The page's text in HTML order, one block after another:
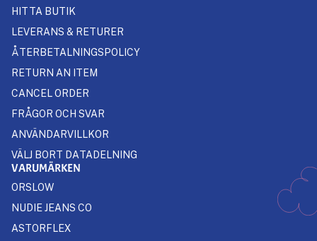
HITTA BUTIK
LEVERANS & RETURER
ÅTERBETALNINGSPOLICY
RETURN AN ITEM
CANCEL ORDER
FRÅGOR OCH SVAR
ANVÄNDARVILLKOR
VÄLJ BORT DATADELNING
VARUMÄRKEN
ORSLOW
NUDIE JEANS CO
ASTORFLEX